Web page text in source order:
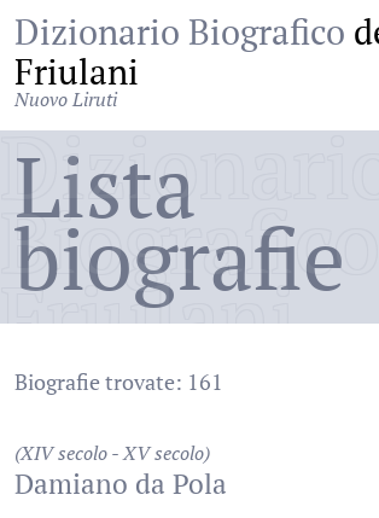
Dizionario Biografico
Friulani
Nuovo Liruti
Biografico
Friulani
Lista
biografie
Biografie trovate: 161
(XIV secolo - XV secolo)
Damiano da Pola